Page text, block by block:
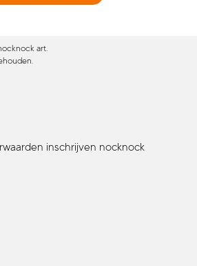
art.
inschrijven nocknock